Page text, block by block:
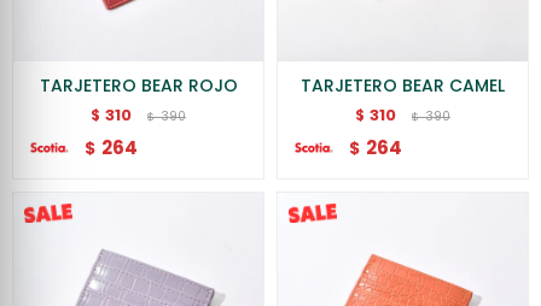
TARJETERO BEAR ROJO
$ 310 $ 390
$ 264
TARJETERO BEAR CAMEL
$ 310 $ 390
$ 264